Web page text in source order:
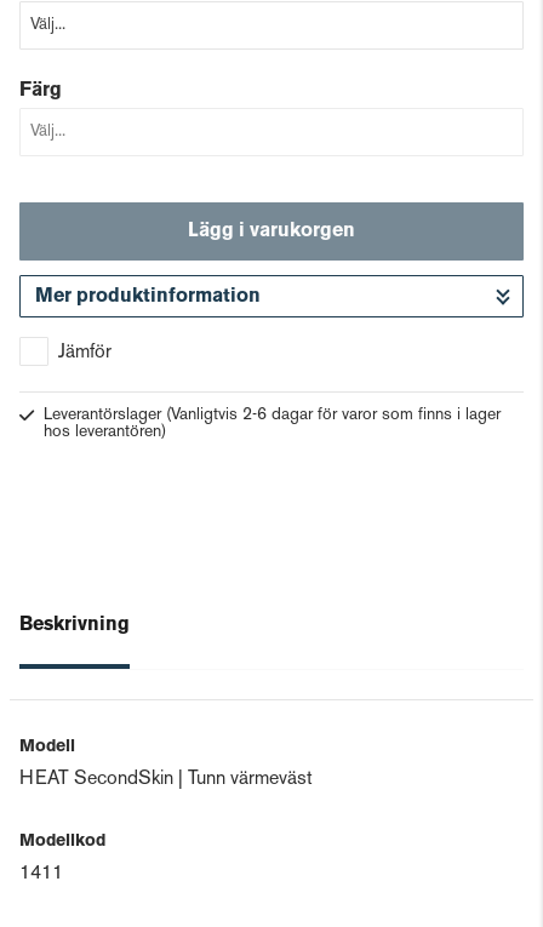
Färg
Lägg i varukorgen
Mer produktinformation
Jämför
Leverantörslager (Vanligtvis 2-6 dagar för varor som finns i lager
hos leverantören)
Beskrivning
Modell
HEAT SecondSkin | Tunn värmeväst
Modellkod
1411